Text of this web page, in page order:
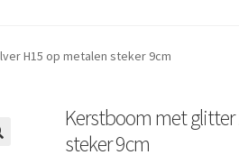
H15 op metalen steker 9cm
Kerstboom met
steker 9cm